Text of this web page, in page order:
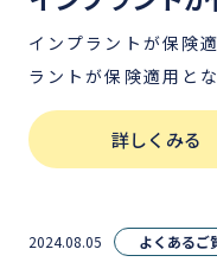
のインプラント治療
ールに従いレントゲ
デンタルローンについて 当院では最大120回（10
お支払い可能なプラ
ット）。患者様にと
費控除の対象となります。 詳しくみる 記事の
インプラントが保険適
ラントが保険適用となるケ
る症例は、顎の骨の
腫瘍や事故の外傷に
のなどです。 一方、「差し歯で対応していたが、機能しなく
行により抜歯が必要
詳しくみる
2024.08.05 よくあるご